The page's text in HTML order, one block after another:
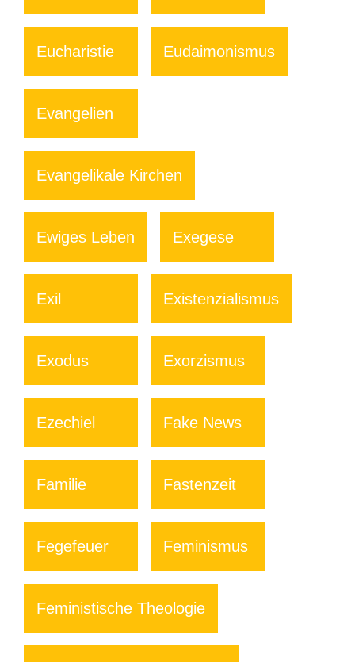
Eucharistie Eudaimonismus
Evangelien
Evangelikale Kirchen
Ewiges Leben Exegese
Exil Existenzialismus
Exodus Exorzismus
Ezechiel Fake News
Familie Fastenzeit
Fegefeuer Feminismus
Feministische Theologie